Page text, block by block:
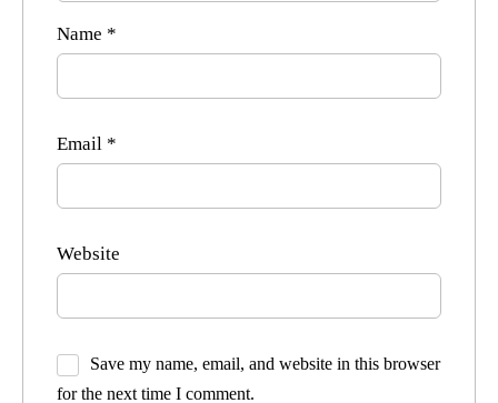
Name *
Email *
Website
Save my name, email, and website in this browser
for the next time I comment.